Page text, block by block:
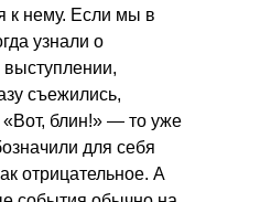
к нему. Если мы в
узнали о
съежились,
«Вот, блин!» — то уже
для себя
отрицательное. А